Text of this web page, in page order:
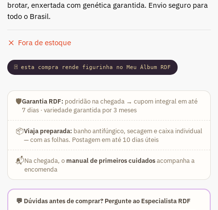
brotar, enxertada com genética garantida. Envio seguro para
todo o Brasil.
Fora de estoque
🃏 esta compra rende figurinha no Meu Álbum RDF
🛡️Garantia RDF: podridão na chegada → cupom integral em até
7 dias · variedade garantida por 3 meses
📦Viaja preparada: banho antifúngico, secagem e caixa individual
— com as folhas. Postagem em até 10 dias úteis
📬Na chegada, o manual de primeiros cuidadosacompanha a
encomenda
💬 Dúvidas antes de comprar? Pergunte ao Especialista RDF